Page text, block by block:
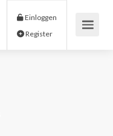
Einloggen